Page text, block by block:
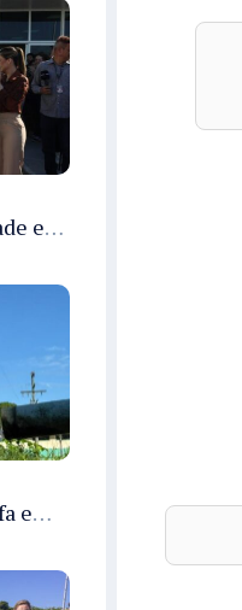
Governador Roberto Cidade entrega readequação do ambulatório da FCecon e amplia capacidade de atendimento oncológico em Manaus
Cosama inicia força-tarefa em Anamã para fortalecer abastecimento de água e segurança hídrica da população